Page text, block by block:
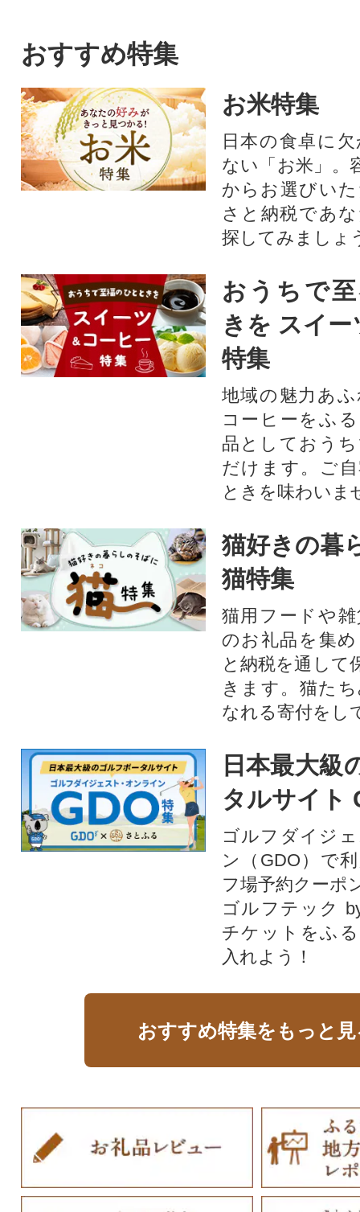
おすすめ特集
お米特集
日本の食卓に
ない「お米」。
からお選びい
さと納税であ
探してみましょ
おうちで
きを スイ
特集
地域の魅力あ
コーヒーをふ
品としておう
だけます。ご
ときを味わいま
猫好きの暮
猫特集
猫用フードや
のお礼品を集
と納税を通して
きます。猫た
なれる寄付をし
日本最大級
タルサイト
ゴルフダイジ
ン（GDO）で
フ場予約クーポ
ゴルフテック
チケットをふ
入れよう！
おすすめ特集をもっと